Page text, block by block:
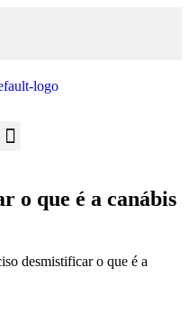
o que é a canábis